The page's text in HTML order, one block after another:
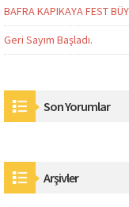
BAFRA KAPIKAYA FEST
Geri Sayım Başladı.
Son Yorumlar
Arşivler